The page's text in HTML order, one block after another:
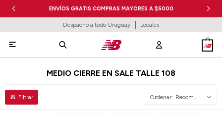
ENVÍOS GRATIS COMPRAS MAYORES A $5000
Despacho a todo Uruguay Locales

MEDIO CIERRE EN SALE TALLE 108
Recomendados